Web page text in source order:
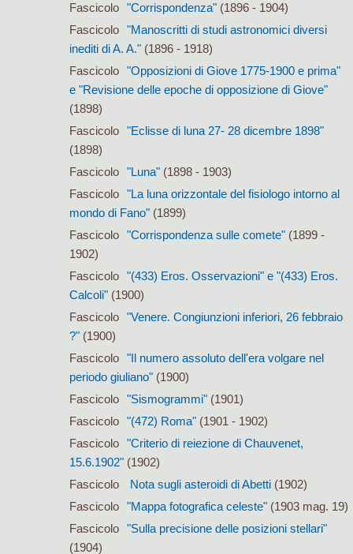
Fascicolo
"Corrispondenza"(1896 - 1904)
Fascicolo
"Manoscritti di studi astronomici diversi
inediti di A. A."(1896 - 1918)
Fascicolo
"Opposizioni di Giove 1775-1900 e prima"
e "Revisione delle epoche di opposizione di Giove"
(1898)
Fascicolo
"Eclisse di luna 27- 28 dicembre 1898"
(1898)
Fascicolo
"Luna"(1898 - 1903)
Fascicolo
"La luna orizzontale del fisiologo intorno al
mondo di Fano"(1899)
Fascicolo
"Corrispondenza sulle comete"(1899 -
1902)
Fascicolo
"(433) Eros. Osservazioni" e "(433) Eros.
Calcoli"(1900)
Fascicolo
"Venere. Congiunzioni inferiori, 26 febbraio
?"(1900)
Fascicolo
"Il numero assoluto dell'era volgare nel
periodo giuliano"(1900)
Fascicolo
"Sismogrammi"(1901)
Fascicolo
"(472) Roma"(1901 - 1902)
Fascicolo
"Criterio di reiezione di Chauvenet,
15.6.1902"(1902)
Fascicolo
Nota sugli asteroidi di Abetti(1902)
Fascicolo
"Mappa fotografica celeste"(1903 mag. 19)
Fascicolo
"Sulla precisione delle posizioni stellari"
(1904)